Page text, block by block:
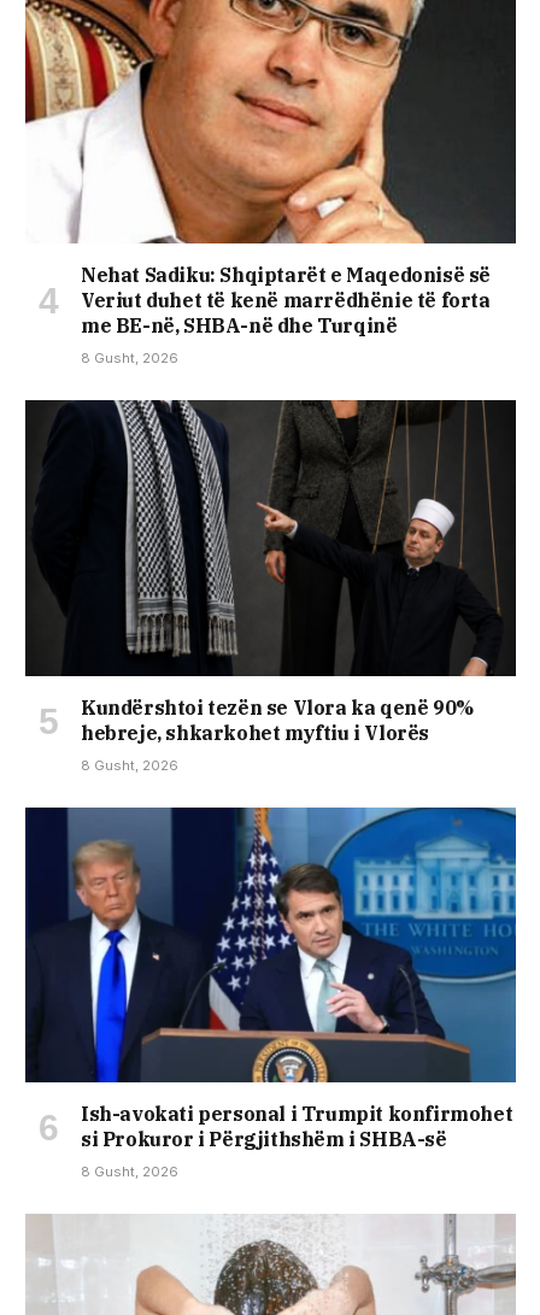
Nehat Sadiku: Shqiptarët e Maqedonisë së
Veriut duhet të kenë marrëdhënie të forta
me BE-në, SHBA-në dhe Turqinë
8 Gusht, 2026
Kundërshtoi tezën se Vlora ka qenë 90%
hebreje, shkarkohet myftiu i Vlorës
8 Gusht, 2026
Ish-avokati personal i Trumpit konfirmohet
si Prokuror i Përgjithshëm i SHBA-së
8 Gusht, 2026